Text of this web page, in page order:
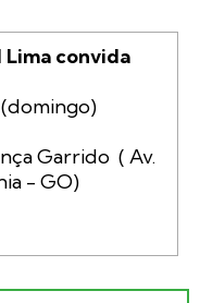
Lima convida
Garrido  ( Av.